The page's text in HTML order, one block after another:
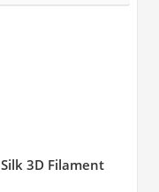
3D Filament